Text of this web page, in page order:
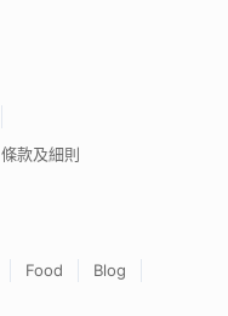
條款及細則
Food
Blog